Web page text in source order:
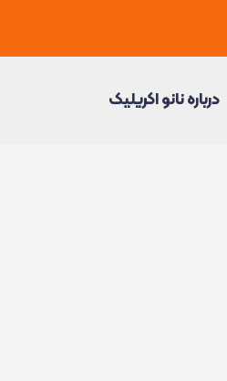
درباره نانو اکریلیک